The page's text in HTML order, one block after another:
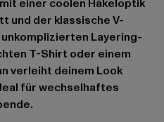
einer coolen Häkeloptik
und der klassische V-
Layering-
T-Shirt oder einem
verleiht deinem Look
für wechselhaftes